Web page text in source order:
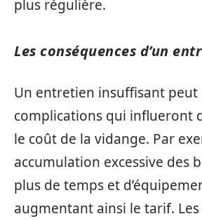
plus régulière.
Les conséquences d’un
Un entretien insuffisant
complications qui influeront
le coût de la vidange. Par
accumulation excessive des
plus de temps et
augmentant ainsi le tarif.